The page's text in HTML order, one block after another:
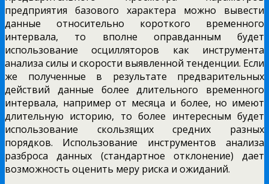
предприятия базового характера можно вывести
данные относительно короткого временного
интервала, то вполне оправданным будет
использование осцилляторов как инструмента
анализа силы и скорости выявленной тенденции. Если
же полученные в результате предварительных
действий данные более длительного временного
интервала, например от месяца и более, но имеют
длительную историю, то более интересным будет
использование скользящих средних разных
порядков. Использование инструментов анализа
разброса данных (стандартное отклонение) дает
возможность оценить меру риска и ожиданий.